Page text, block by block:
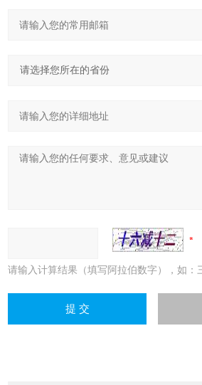
请输入计算结果（填写阿拉伯数字），如：